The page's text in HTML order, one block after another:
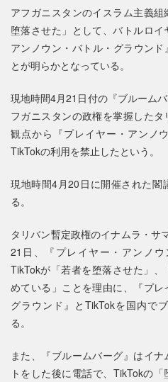
アフガニスタンのイスラム主義
堕落させた」として、バトルロ
アンノウン・バトル・グラウン
とが明らかとなっている。
現地時間4月21日付の『ブルーム
フガニスタンの政権を掌握した
観点から『プレイヤー・アンノ
TikTokの利用を禁止したという。
現地時間4月20日に開催された閣
る。
タリバン暫定政権のイナムラ・サ
21日、『プレイヤー・アンノ
TikTokが「若者を堕落させた」
めている」ことを理由に、『プレ
グラウンド』とTikTokを国内で
る。
また、『ブルームバーグ』はイ
トをした後に電話で、TikTokの